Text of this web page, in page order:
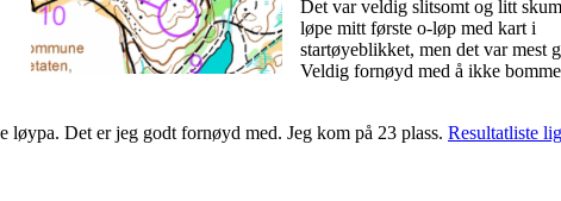
Det var veldig slitsomt og litt
løpe mitt første o-løp med kart i
startøyeblikket, men det var mest
Veldig fornøyd med å ikke
løypa. Det er jeg godt fornøyd med. Jeg kom på 23 plass. Resultatliste